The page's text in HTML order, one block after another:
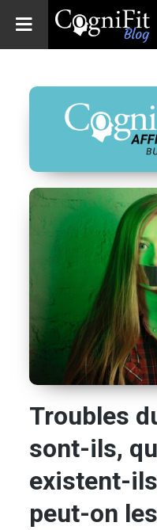
Blog: Brain
Health
News
Brain Training,
Mental Health, and
Wellness
Troubles
sont-ils,
existent-
peut-on